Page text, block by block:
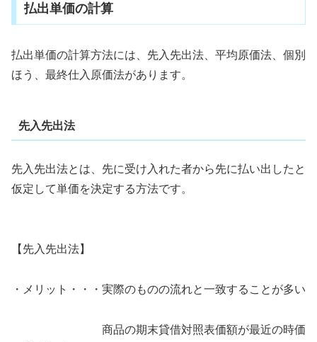
払出単価の計算
払出単価の計算方法には、先入先出法、平均原価法、個別
ほう、最終仕入原価法があります。
先入先出法
先入先出法とは、先に受け入れた者から先に払い出したと
仮定して単価を決定する方法です。
【先入先出法】
・メリット・・・実際のものの流れと一致することが多い
商品の期末貸借対照表価額が最近の時価